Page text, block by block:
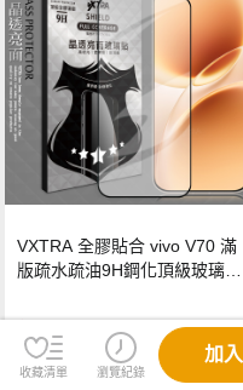
VXTRA 全膠貼合 vivo V70 滿
版疏水疏油9H鋼化頂級玻璃貼
收藏清單 瀏覽紀錄
加